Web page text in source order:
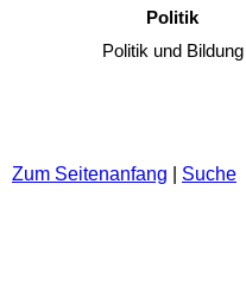
Politik
Politik und Bildung
Zum Seitenanfang Suche